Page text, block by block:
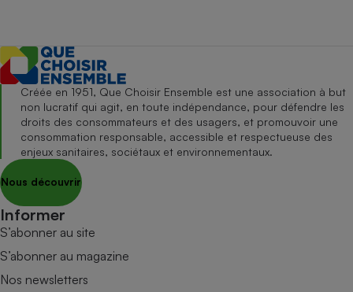
Créée en 1951, Que Choisir Ensemble est une association à but
non lucratif qui agit, en toute indépendance, pour défendre les
droits des consommateurs et des usagers, et promouvoir une
consommation responsable, accessible et respectueuse des
enjeux sanitaires, sociétaux et environnementaux.
Nous découvrir
Informer
S’abonner au site
S’abonner au magazine
Nos newsletters